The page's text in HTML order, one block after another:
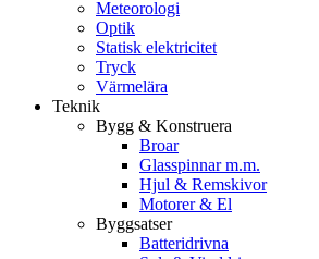
Meteorologi
Optik
Statisk elektricitet
Tryck
Värmelära
Teknik
Bygg & Konstruera
Broar
Glasspinnar m.m.
Hjul & Remskivor
Motorer & El
Byggsatser
Batteridrivna